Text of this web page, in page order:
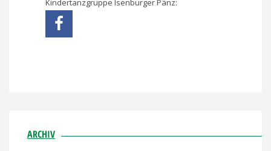
Kindertanzgruppe Isenburger Pänz:
ARCHIV